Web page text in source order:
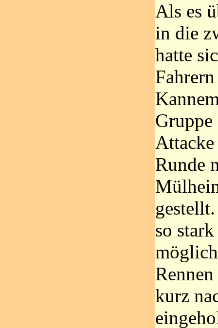
Als es
in die
hatte
Gruppe
Runde
so
kurz